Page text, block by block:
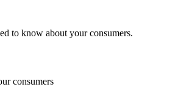
to know about your consumers.
consumers